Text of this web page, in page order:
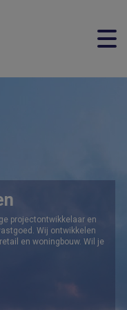
n
projectontwikkelaar en
Wij ontwikkelen
en woningbouw. Wil je